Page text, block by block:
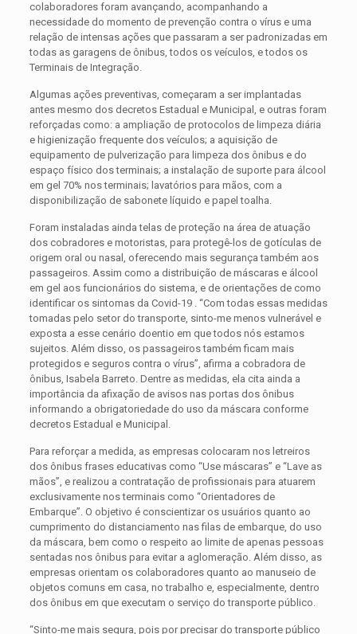
colaboradores foram avançando, acompanhando a
necessidade do momento de prevenção contra o vírus e uma
relação de intensas ações que passaram a ser padronizadas em
todas as garagens de ônibus, todos os veículos, e todos os
Terminais de Integração.
Algumas ações preventivas, começaram a ser implantadas
antes mesmo dos decretos Estadual e Municipal, e outras foram
reforçadas como: a ampliação de protocolos de limpeza diária
e higienização frequente dos veículos; a aquisição de
equipamento de pulverização para limpeza dos ônibus e do
espaço físico dos terminais; a instalação de suporte para álcool
em gel 70% nos terminais; lavatórios para mãos, com a
disponibilização de sabonete líquido e papel toalha.
Foram instaladas ainda telas de proteção na área de atuação
dos cobradores e motoristas, para protegê-los de gotículas de
origem oral ou nasal, oferecendo mais segurança também aos
passageiros. Assim como a distribuição de máscaras e álcool
em gel aos funcionários do sistema, e de orientações de como
identificar os sintomas da Covid-19 . “Com todas essas medidas
tomadas pelo setor do transporte, sinto-me menos vulnerável e
exposta a esse cenário doentio em que todos nós estamos
sujeitos. Além disso, os passageiros também ficam mais
protegidos e seguros contra o vírus”, afirma a cobradora de
ônibus, Isabela Barreto. Dentre as medidas, ela cita ainda a
importância da afixação de avisos nas portas dos ônibus
informando a obrigatoriedade do uso da máscara conforme
decretos Estadual e Municipal.
Para reforçar a medida, as empresas colocaram nos letreiros
dos ônibus frases educativas como “Use máscaras” e “Lave as
mãos”, e realizou a contratação de profissionais para atuarem
exclusivamente nos terminais como “Orientadores de
Embarque”. O objetivo é conscientizar os usuários quanto ao
cumprimento do distanciamento nas filas de embarque, do uso
da máscara, bem como o respeito ao limite de apenas pessoas
sentadas nos ônibus para evitar a aglomeração. Além disso, as
empresas orientam os colaboradores quanto ao manuseio de
objetos comuns em casa, no trabalho e, especialmente, dentro
dos ônibus em que executam o serviço do transporte público.
“Sinto-me mais segura, pois por precisar do transporte público